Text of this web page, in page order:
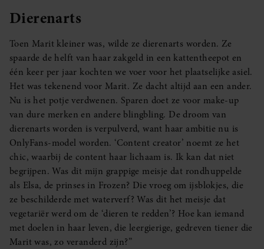
Dierenarts
Toen Marit kleiner was, wilde ze dierenarts worden. Ze
spaarde de helft van haar zakgeld in een kattentheepot en
één keer per jaar kochten we voer voor het plaatselijke asiel.
Het was tekenend voor Marit. Ze dacht altijd aan een ander.
Nu is het potje verdwenen. Sparen doet ze voor make-up
van dure merken en andere blingbling. De droom van
dierenarts worden is verpulverd, want haar ambitie nu is
OnlyFans-model worden. ‘Content creator’ noemt ze het
chic, waarbij de content haar lichaam is. Ik kan dat niet
begrijpen. Was dit mijn grappige meisje dat rondhuppelde
als Elsa, de prinses in Frozen? Die vroeg om ijsblokjes, die
ze beschilderde met waterverf? Was dit het meisje dat
vegetariër werd om de ‘dieren te redden’? Hoe kan iemand
met doelen in haar leven, die leergierige, gedreven tiener die
Marit was, zo veranderd zijn?”